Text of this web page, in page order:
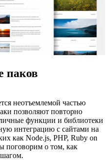
паков
неотъемлемой частью
позволяют повторно
функции и библиотеки
интеграцию с сайтами на
как Node.js, PHP, Ruby on
поговорим о том, как
шагом.